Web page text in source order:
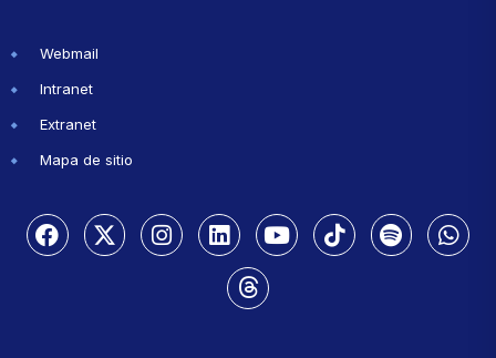
Webmail
Intranet
Extranet
Mapa de sitio